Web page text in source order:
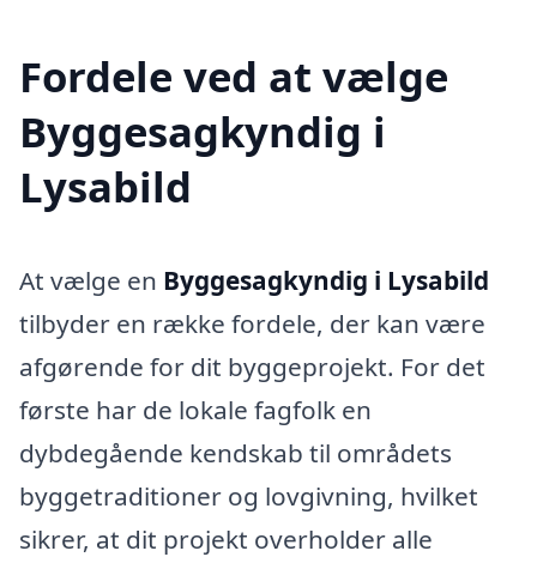
Fordele ved at vælge
Byggesagkyndig i
Lysabild
At vælge en Byggesagkyndig i Lysabild
tilbyder en række fordele, der kan være
afgørende for dit byggeprojekt. For det
første har de lokale fagfolk en
dybdegående kendskab til områdets
byggetraditioner og lovgivning, hvilket
sikrer, at dit projekt overholder alle